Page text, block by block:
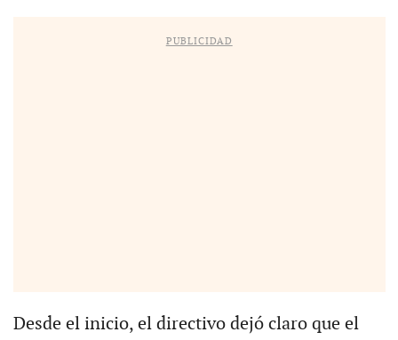
PUBLICIDAD
Desde el inicio, el directivo dejó claro que el